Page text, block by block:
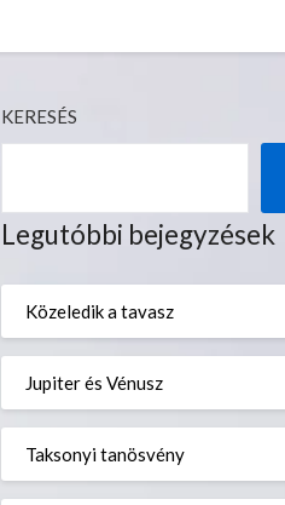
KERESÉS
Legutóbbi bejegyzések
Közeledik a tavasz
Jupiter és Vénusz
Taksonyi tanösvény